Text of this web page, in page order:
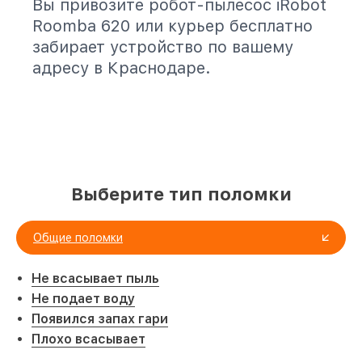
Вы привозите робот-пылесос iRobot
Roomba 620 или курьер бесплатно
забирает устройство по вашему
адресу в Краснодаре.
Выберите тип поломки
Общие поломки
Не всасывает пыль
Не подает воду
Появился запах гари
Плохо всасывает